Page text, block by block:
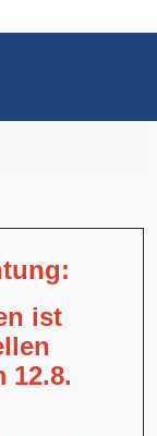
ist
12.8.